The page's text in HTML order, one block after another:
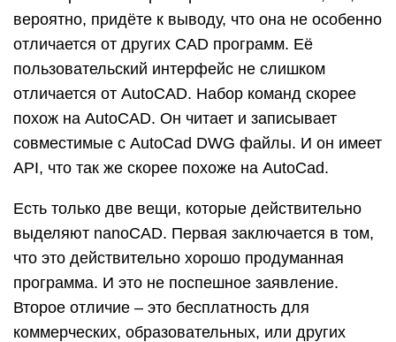
вероятно, придёте к выводу, что она не особенно
отличается от других CAD программ. Её
пользовательский интерфейс не слишком
отличается от AutoCAD. Набор команд скорее
похож на AutoCAD. Он читает и записывает
совместимые с AutoCad DWG файлы. И он имеет
API, что так же скорее похоже на AutoCad.
Есть только две вещи, которые действительно
выделяют nanoCAD. Первая заключается в том,
что это действительно хорошо продуманная
программа. И это не поспешное заявление.
Второе отличие – это бесплатность для
коммерческих, образовательных, или других